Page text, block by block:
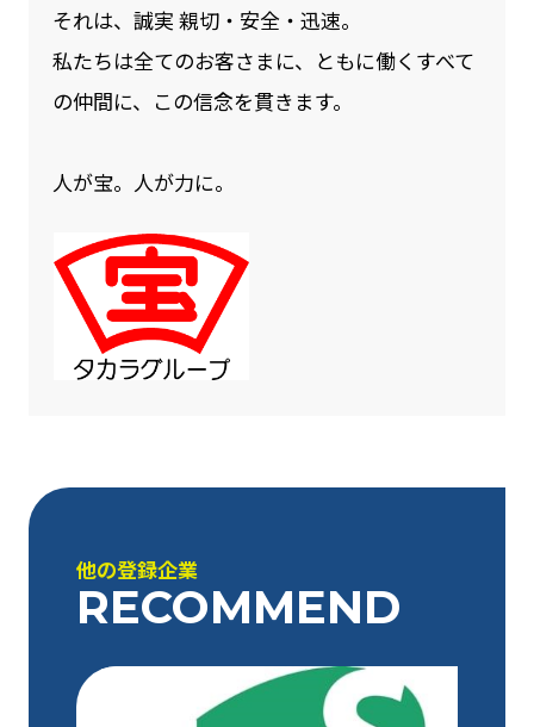
それは、誠実 親切・安全・迅速。
私たちは全てのお客さまに、ともに働くすべて
の仲間に、この信念を貫きます。
人が宝。人が力に。
他の登録企業
RECOMMEND